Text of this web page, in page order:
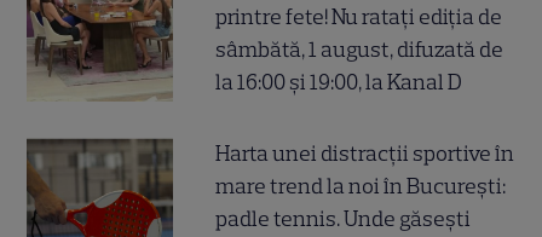
printre fete! Nu ratați ediția de
sâmbătă, 1 august, difuzată de
la 16:00 și 19:00, la Kanal D
Harta unei distracții sportive în
mare trend la noi în București:
padle tennis. Unde găsești